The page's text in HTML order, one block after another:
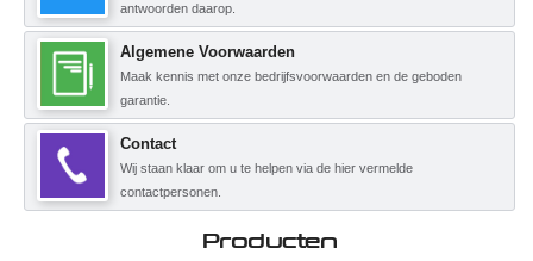
antwoorden daarop.
Algemene Voorwaarden
Maak kennis met onze bedrijfsvoorwaarden en de geboden
garantie.
Contact
Wij staan klaar om u te helpen via de hier vermelde
contactpersonen.
Producten